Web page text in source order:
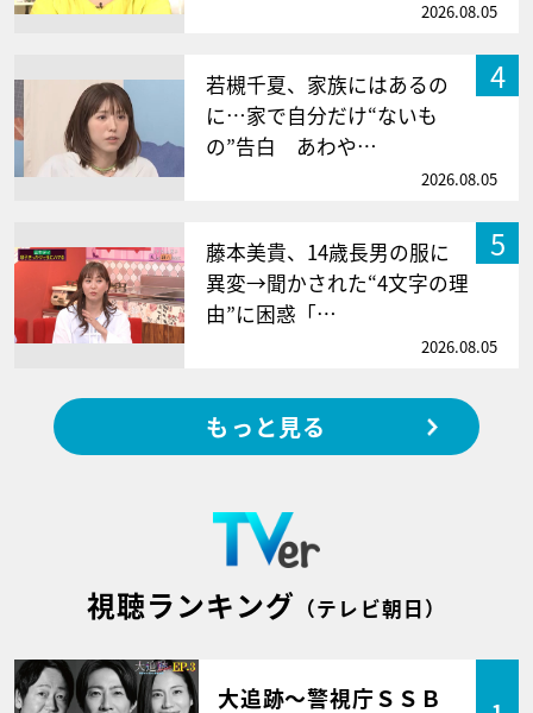
2026.08.05
4
若槻千夏、家族にはあるの
に…家で自分だけ“ないも
の”告白 あわや…
2026.08.05
5
藤本美貴、14歳長男の服に
異変→聞かされた“4文字の理
由”に困惑「…
2026.08.05
もっと見る
視聴ランキング （テレビ朝日）
大追跡～警視庁ＳＳＢ